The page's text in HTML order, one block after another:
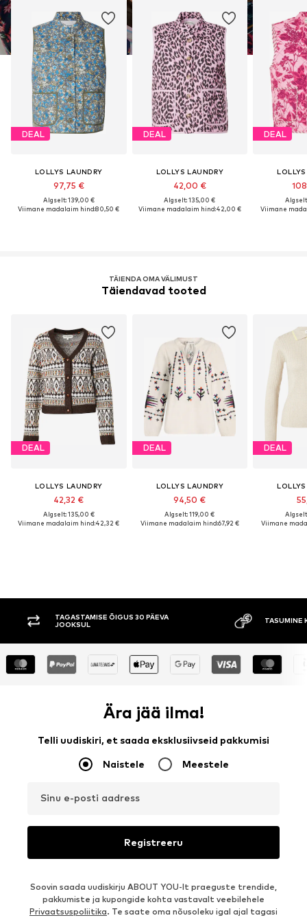
DEAL
LOLLYS LAUNDRY
97,75 €
Algselt: 139,00 €
Viimane madalaim hind:80,50 €
DEAL
LOLLYS LAUNDRY
42,00 €
Algselt: 135,00 €
Viimane madalaim hind:42,00 €
DEAL
Viimane
TÄIENDA OMA VÄLIMUST
Täiendavad tooted
DEAL
LOLLYS LAUNDRY
42,32 €
Algselt: 135,00 €
Viimane madalaim hind:42,32 €
DEAL
LOLLYS LAUNDRY
94,50 €
Algselt: 119,00 €
Viimane madalaim hind:67,92 €
DEAL
Viimane
TAGASTAMISE ÕIGUS 30 PÄEVA
JOOKSUL
TASUMINE
Ära jää ilma!
Telli uudiskiri, et saada eksklusiivseid pakkumisi
Naistele Meestele
Sinu e-posti aadress
Registreeru
Soovin saada uudiskirju ABOUT YOU-lt praeguste trendide,
pakkumiste ja kupongide kohta vastavalt veebilehele
Privaatsuspoliitika. Te saate oma nõusoleku igal ajal tagasi